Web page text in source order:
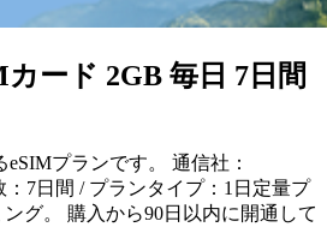
ード 2GB 毎日 7日間
プランです。 通信社：
：7日間 / プランタイプ：1日定量プ
グ。 購入から90日以内に開通して